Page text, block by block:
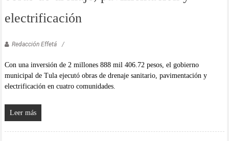
electrificación
Redacción Effetá
Con una inversión de 2 millones 888 mil 406.72 pesos, el gobierno
municipal de Tula ejecutó obras de drenaje sanitario, pavimentación y
electrificación en cuatro comunidades.
Leer más